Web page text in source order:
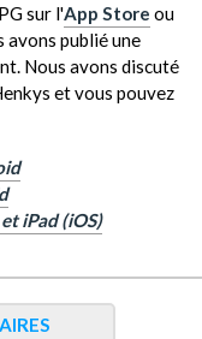
sur l'App Store ou
avons publié une
Nous avons discuté
et vous pouvez
iPad (iOS)